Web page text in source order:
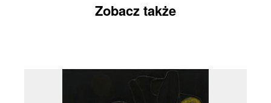
Zobacz także